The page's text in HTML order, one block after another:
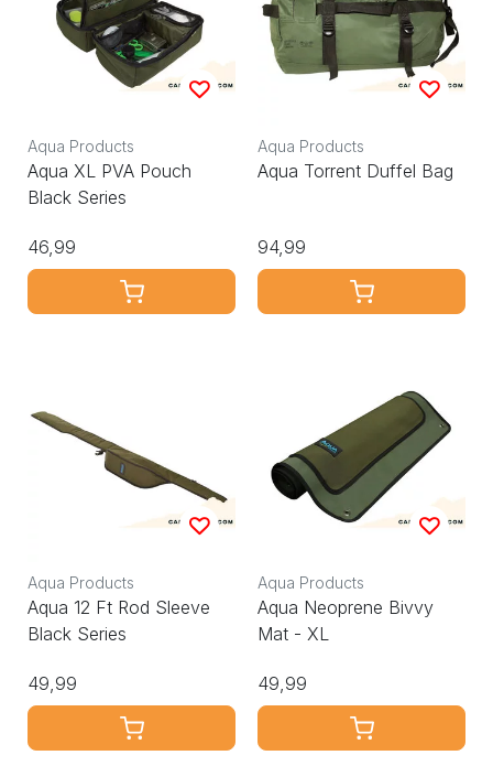
Aqua Products
Aqua XL PVA Pouch
Black Series
46,99
Aqua Products
Aqua Torrent Duffel Bag
94,99
Aqua Products
Aqua 12 Ft Rod Sleeve
Black Series
49,99
Aqua Products
Aqua Neoprene Bivvy
Mat - XL
49,99